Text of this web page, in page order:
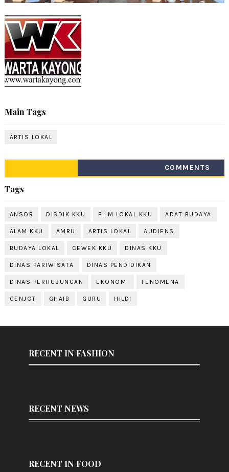
Main Tags
ARTIS LOKAL
COMMENTS
Tags
ANSOR DISDIK KKU FILM LOKAL KKU ADAT BUDAYA
ALAM KKU AMRU ARTIS LOKAL AUDIENS
BUDAYA LOKAL CEWEK KKU DINAS KKU
DINAS PARIWISATA DINAS PENDIDIKAN
DINAS PERHUBUNGAN EKONOMI FENOMENA
GENJOT GHAIB GURU HILDI
RECENT IN FASHION
RECENT NEWS
RECENT IN FOOD